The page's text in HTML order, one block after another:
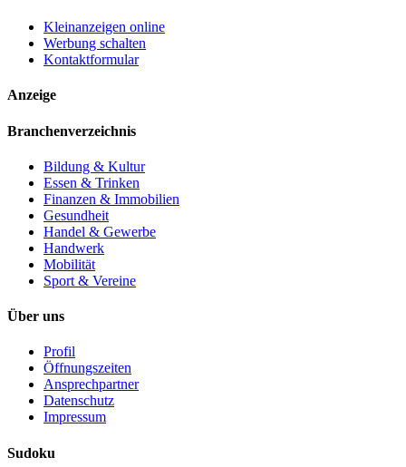
Kleinanzeigen online
Werbung schalten
Kontaktformular
Anzeige
Branchenverzeichnis
Bildung & Kultur
Essen & Trinken
Finanzen & Immobilien
Gesundheit
Handel & Gewerbe
Handwerk
Mobilität
Sport & Vereine
Über uns
Profil
Öffnungszeiten
Ansprechpartner
Datenschutz
Impressum
Sudoku